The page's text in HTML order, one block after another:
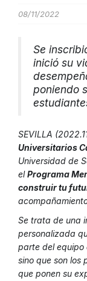
08/11/2022
Se
inició su
poniendo
SEVILLA
Universitarios
Universidad de
elPrograma
construir tu
Se trata de una
personalizada
parte del equipo
sino que son los
que ponen su